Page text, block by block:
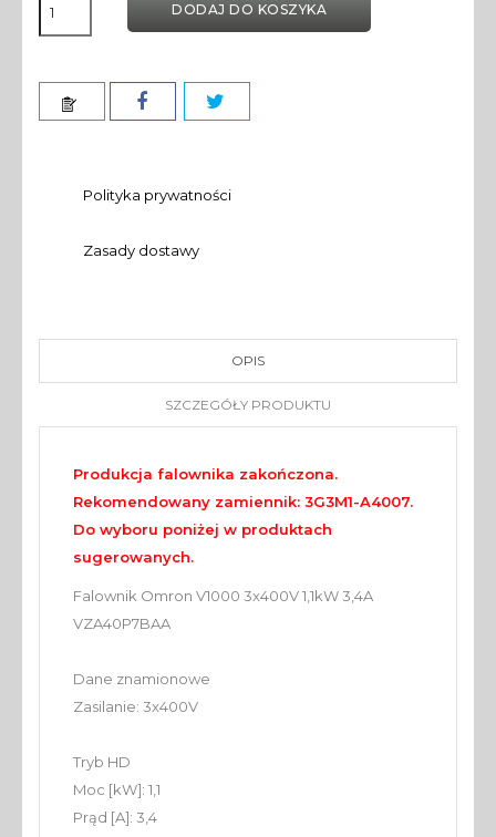
DODAJ DO KOSZYKA
Polityka prywatności
Zasady dostawy
OPIS
SZCZEGÓŁY PRODUKTU
Produkcja falownika zakończona.
Rekomendowany zamiennik: 3G3M1-A4007.
Do wyboru poniżej w produktach
sugerowanych.
Falownik Omron V1000 3x400V 1,1kW 3,4A
VZA40P7BAA
Dane znamionowe
Zasilanie: 3x400V
Tryb HD
Moc [kW]: 1,1
Prąd [A]: 3,4